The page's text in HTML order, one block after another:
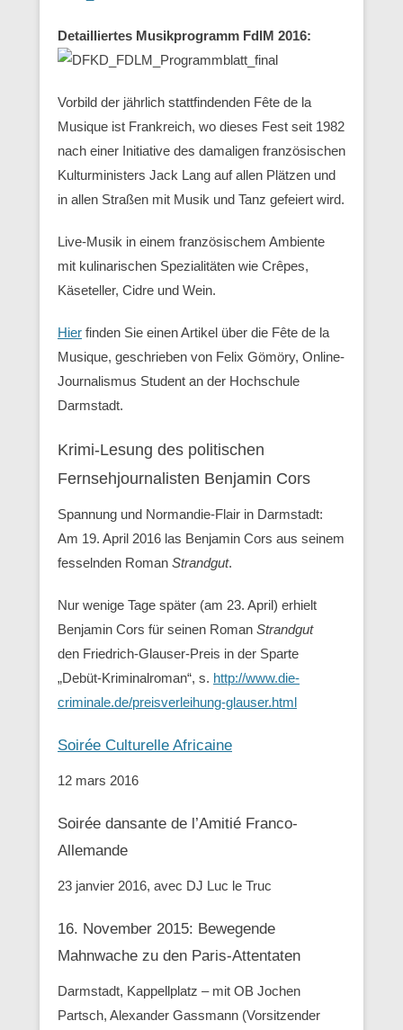
Detailliertes Musikprogramm FdlM 2016:
Vorbild der jährlich stattfindenden Fête de la
Musique ist Frankreich, wo dieses Fest seit 1982
nach einer Initiative des damaligen französischen
Kulturministers Jack Lang auf allen Plätzen und
in allen Straßen mit Musik und Tanz gefeiert wird.
Live-Musik in einem französischem Ambiente
mit kulinarischen Spezialitäten wie Crêpes,
Käseteller, Cidre und Wein.
Hier finden Sie einen Artikel über die Fête de la
Musique, geschrieben von Felix Gömöry, Online-
Journalismus Student an der Hochschule
Darmstadt.
Krimi-Lesung des politischen
Fernsehjournalisten Benjamin Cors
Spannung und Normandie-Flair in Darmstadt:
Am 19. April 2016 las Benjamin Cors aus seinem
fesselnden Roman Strandgut.
Nur wenige Tage später (am 23. April) erhielt
Benjamin Cors für seinen Roman Strandgut
den Friedrich-Glauser-Preis in der Sparte
„Debüt-Kriminalroman“, s. http://www.die-
criminale.de/preisverleihung-glauser.html
Soirée Culturelle Africaine
12 mars 2016
Soirée dansante de l’Amitié Franco-
Allemande
23 janvier 2016, avec DJ Luc le Truc
16. November 2015: Bewegende
Mahnwache zu den ‪Paris-Attentaten
Darmstadt, Kappellplatz – mit OB Jochen
Partsch, Alexander Gassmann (Vorsitzender